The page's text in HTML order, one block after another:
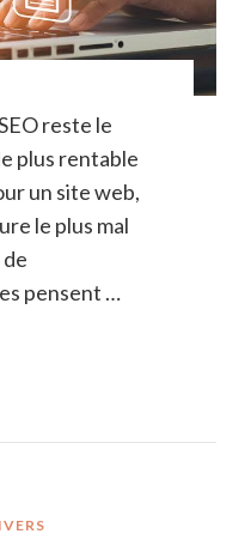
reste le
plus rentable
un site web,
le plus mal
pensent …